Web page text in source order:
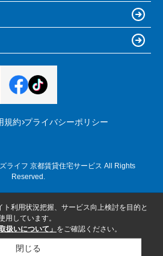
規約 プライバシーポリシー
ライフ 京都賃貸住宅サービス All Rights
Reserved.
利用状況把握、サービス向上検討を目的と
用しています。
扱いについて」 をご確認ください。
閉じる